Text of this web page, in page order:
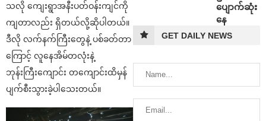
သလို ကျေးရွာအနီးပတ်ဝန်းကျင်ကို
ကျတာလည်း ရှိတယ်လို့ဆိုပါတယ်။
ဒီလို လက်နက်ကြီးတွေနဲ့ ပစ်ခတ်တာ
ကြောင့် လူနေအိမ်တလုံးနဲ့
ဘုန်းကြီးကျောင်း တကျောင်းထိမှန်
ပျက်စီးသွားခဲ့ပါသေးတယ်။
ပျောက်ဆုံး
နေ
GET DAILY NEWS